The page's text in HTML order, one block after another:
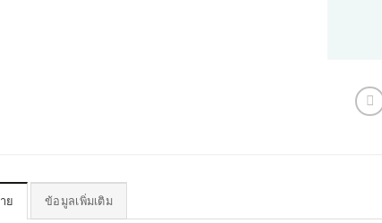
ย ข้อมูลเพิ่มเติม